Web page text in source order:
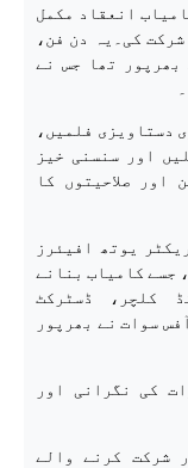
آرٹ فیسٹیول 2026 کا کامیاب انعقاد مکمل
نوجوانوں نے شرکت کی۔یہ دن فن،
بھرپور تھا جس نے
دستاویزی فلمیں،
اور سنسنی خیز
اور صلاحیتوں کا
یوتھ افیئرز
جسے کامیاب بنانے
کلچر، ڈسٹرکٹ
سوات نے بھرپور
کی نگرانی اور
شرکت کرنے والے